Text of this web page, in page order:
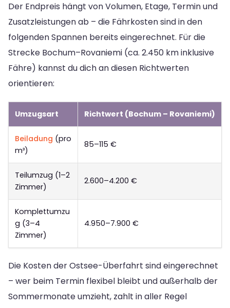
Der Endpreis hängt von Volumen, Etage, Termin und
Zusatzleistungen ab – die Fährkosten sind in den
folgenden Spannen bereits eingerechnet. Für die
Strecke Bochum–Rovaniemi (ca. 2.450 km inklusive
Fähre) kannst du dich an diesen Richtwerten
orientieren:
Umzugsart Richtwert (Bochum – Rovaniemi)
Beiladung (pro
m³)
85–115 €
Teilumzug (1–2
Zimmer)
2.600–4.200 €
Komplettumzu
g (3–4
Zimmer)
4.950–7.900 €
Die Kosten der Ostsee-Überfahrt sind eingerechnet
– wer beim Termin flexibel bleibt und außerhalb der
Sommermonate umzieht, zahlt in aller Regel